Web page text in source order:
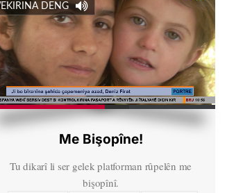
DENG
Me Bişopîne!
Tu dikarî li ser gelek platforman rûpelên me
bişopînî.